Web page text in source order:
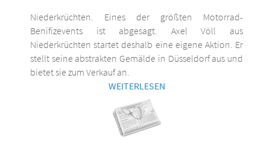
Niederkrüchten. Eines der größten Motorrad-
Benifizevents ist abgesagt. Axel Völl aus
Niederkrüchten startet deshalb eine eigene Aktion. Er
stellt seine abstrakten Gemälde in Düsseldorf aus und
bietet sie zum Verkauf an.
WEITERLESEN